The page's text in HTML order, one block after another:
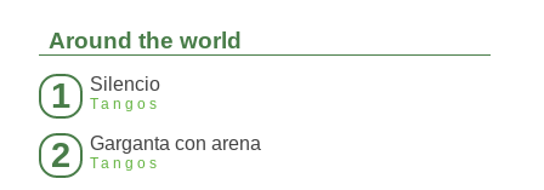
Around the world
1 Silencio
Tangos
2 Garganta con arena
Tangos